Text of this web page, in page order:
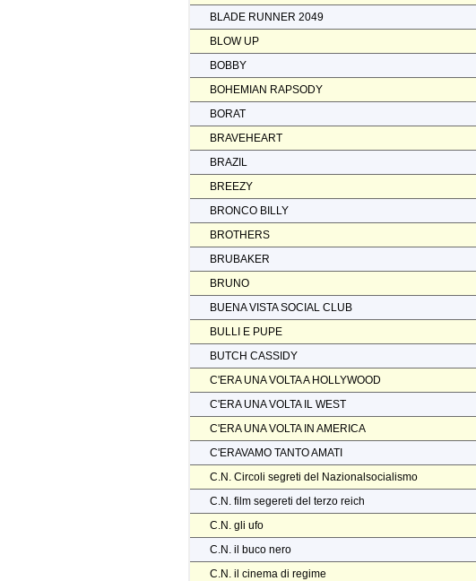
BLADE RUNNER 2049
BLOW UP
BOBBY
BOHEMIAN RAPSODY
BORAT
BRAVEHEART
BRAZIL
BREEZY
BRONCO BILLY
BROTHERS
BRUBAKER
BRUNO
BUENA VISTA SOCIAL CLUB
BULLI E PUPE
BUTCH CASSIDY
C'ERA UNA VOLTA A HOLLYWOOD
C'ERA UNA VOLTA IL WEST
C'ERA UNA VOLTA IN AMERICA
C'ERAVAMO TANTO AMATI
C.N. Circoli segreti del Nazionalsocialismo
C.N. film segereti del terzo reich
C.N. gli ufo
C.N. il buco nero
C.N. il cinema di regime